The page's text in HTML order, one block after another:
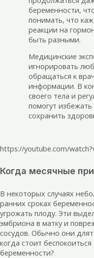
беременности,
понимать, что
реакции на
быть разными.
Медицинские
игнорировать
обращаться к
информации. В
своего тела и
помогут
сохранить
https://youtube.com/
Когда месячные
В некоторых случаях
ранних сроках
угрожать плоду. Эти
эмбриона в матку и
сосудов. Обычно они
когда стоит
беременности?